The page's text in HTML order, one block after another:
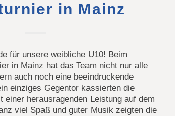
in Mainz
für unsere weibliche U10! Beim
in Mainz hat das Team nicht nur alle
auch noch eine beeindruckende
einziges Gegentor kassierten die
einer herausragenden Leistung auf dem
viel Spaß und guter Musik zeigten die